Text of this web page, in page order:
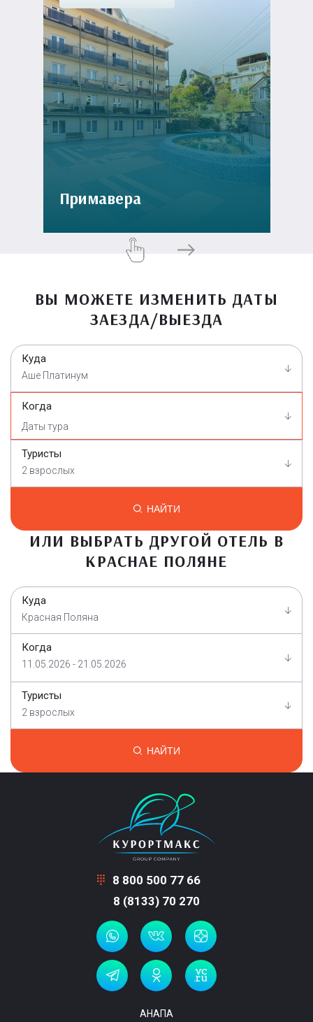
Примавера
ВЫ МОЖЕТЕ ИЗМЕНИТЬ ДАТЫ
ЗАЕЗДА/ВЫЕЗДА
Куда
Аше Платинум
Когда
Туристы
2 взрослых
НАЙТИ
ИЛИ ВЫБРАТЬ ДРУГОЙ ОТЕЛЬ В
КРАСНАЕ ПОЛЯНЕ
Куда
Красная Поляна
Когда
11.05.2026 - 21.05.2026
Туристы
2 взрослых
НАЙТИ
8 800 500 77 66
8 (8133) 70 270
АНАПА